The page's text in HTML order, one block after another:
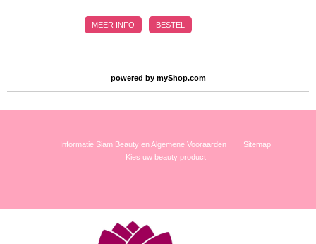
MEER INFO BESTEL
powered by myShop.com
Informatie Siam Beauty en Algemene Vooraarden
Sitemap
Kies uw beauty product